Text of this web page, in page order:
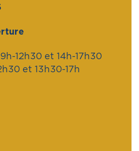
9h-12h30 et 14h-17h30
et 13h30-17h